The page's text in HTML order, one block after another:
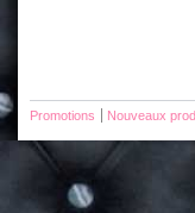
Promotions Nouveaux